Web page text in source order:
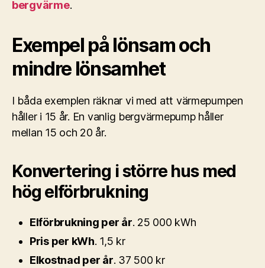
bergvärme.
Exempel på lönsam och
mindre lönsamhet
I båda exemplen räknar vi med att värmepumpen
håller i 15 år. En vanlig bergvärmepump håller
mellan 15 och 20 år.
Konvertering i större hus med
hög elförbrukning
Elförbrukning per år. 25 000 kWh
Pris per kWh. 1,5 kr
Elkostnad per år. 37 500 kr